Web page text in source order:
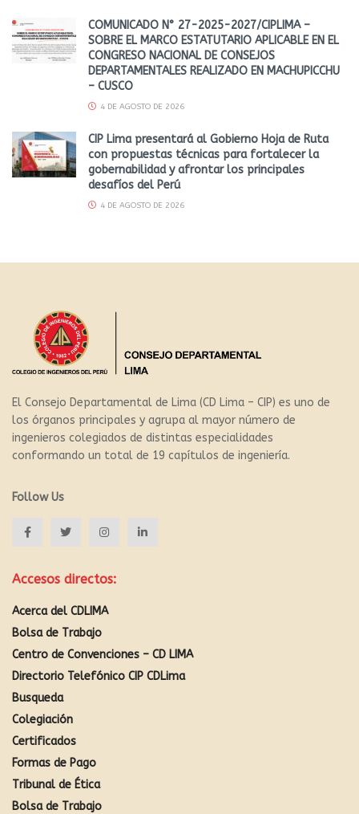
COMUNICADO N° 27-2025-2027/CIPLIMA –
SOBRE EL MARCO ESTATUTARIO APLICABLE EN EL
CONGRESO NACIONAL DE CONSEJOS
DEPARTAMENTALES REALIZADO EN MACHUPICCHU
– CUSCO
4 DE AGOSTO DE 2026
CIP Lima presentará al Gobierno Hoja de Ruta
con propuestas técnicas para fortalecer la
gobernabilidad y afrontar los principales
desafíos del Perú
4 DE AGOSTO DE 2026
El Consejo Departamental de Lima (CD Lima – CIP) es uno de
los órganos principales y agrupa al mayor número de
ingenieros colegiados de distintas especialidades
conformando un total de 19 capítulos de ingeniería.
Follow Us
Accesos directos:
Acerca del CDLIMA
Bolsa de Trabajo
Centro de Convenciones – CD LIMA
Directorio Telefónico CIP CDLima
Busqueda
Colegiación
Certificados
Formas de Pago
Tribunal de Ética
Bolsa de Trabajo